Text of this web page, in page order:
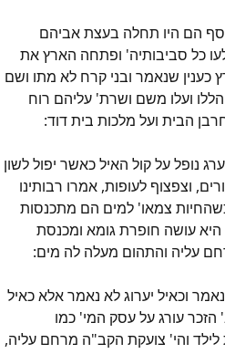
הם היו תחלה בעצת אביהם
כל סביבותיה' ופתחה הארץ את
שנאמר ובני קרח לא מתו ושם
ועלו משם ושרת' עליהם רוח
הבית ועל מלכות בית דוד:
נופל על קול האיל כאשר יפול לשון
וצפצוף לעופות, אמרו רבותינו
צמאו' למים הם מתכנסות
עושה חופרת גומא ומכנסת
עליה והתהום מעלה לה מים:
וכאיל יערוג לא נאמר אלא כאיל
הזכר עורג על עסק המי' כמו
והי' צועקת הקב"ה מרחם עליה,